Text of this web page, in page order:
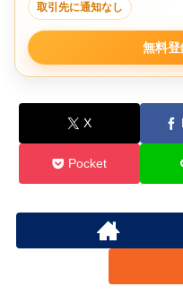
取引先に通知なし
無料登
X
Pocket